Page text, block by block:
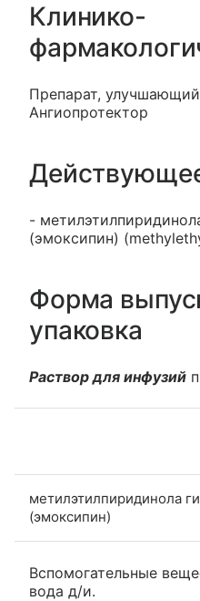
Клинико-
Препарат,
Ангиопротектор
-
(эмоксипин)
Форма
упаковка
Раствор для инфузий
метилэтилпиридинола
(эмоксипин)
Вспомогательные
вода д/и.